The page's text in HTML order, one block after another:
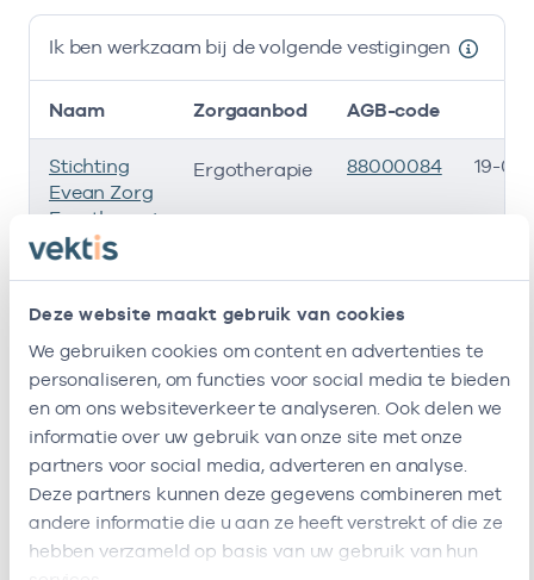
Deze website maakt gebruik van cookies
We gebruiken cookies om content en advertenties te
personaliseren, om functies voor social media te bieden
en om ons websiteverkeer te analyseren. Ook delen we
informatie over uw gebruik van onze site met onze
partners voor social media, adverteren en analyse.
Deze partners kunnen deze gegevens combineren met
andere informatie die u aan ze heeft verstrekt of die ze
hebben verzameld op basis van uw gebruik van hun
Ik ben werkzaam bij de volgende vestigingen
Ik ben werkzaam bij de volgende vestigingen
Naam Zorgaanbod AGB-code
Stichting
Evean Zorg
Ergotherapie
Ergotherapie 88000084 19-
Viva !
Locatie
Heemswijk
Ergotherapie 47471585 01-04-
Ik heb een arbeidsrelatie met
Naam Rol AGB-code Start